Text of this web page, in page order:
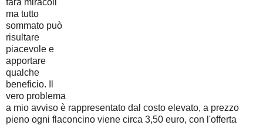
ma tutto
sommato può
risultare
piacevole e
apportare
qualche
beneficio. Il
vero problema
a mio avviso è rappresentato dal costo elevato, a prezzo
pieno ogni flaconcino viene circa 3,50 euro, con l'offerta